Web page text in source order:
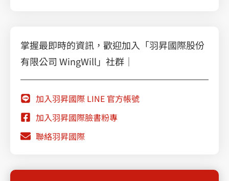
掌握最即時的資訊，歡迎加入「羽昇國際股份
有限公司 WingWill」社群｜
加入羽昇國際 LINE 官方帳號
加入羽昇國際臉書粉專
聯絡羽昇國際